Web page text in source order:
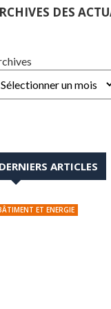
DES
ARTICLES
ET ENERGIE